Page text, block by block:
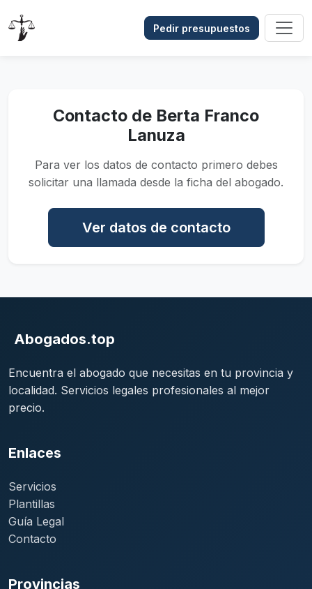
Pedir presupuestos
Contacto de Berta Franco
Lanuza
Para ver los datos de contacto primero debes
solicitar una llamada desde la ficha del abogado.
Ver datos de contacto
Abogados.top
Encuentra el abogado que necesitas en tu provincia y
localidad. Servicios legales profesionales al mejor
precio.
Enlaces
Servicios
Plantillas
Guía Legal
Contacto
Provincias